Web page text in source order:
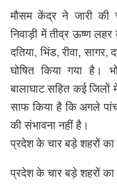
मौसम केंद्र ने जारी की
निवाड़ी में तीव्र ऊष्ण लहर
दतिया, भिंड, रीवा,
घोषित किया गया है।
बालाघाट सहित कई जिलों
साफ किया है कि अगले
की संभावना नहीं है।
प्रदेश के चार बड़े शहरों का
प्रदेश के चार बड़े शहरों का